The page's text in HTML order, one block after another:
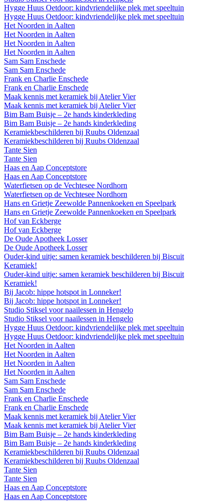
Hygge Huus Oetdoor: kindvriendelijke plek met speeltuin
Hygge Huus Oetdoor: kindvriendelijke plek met speeltuin
Het Noorden in Aalten
Het Noorden in Aalten
Het Noorden in Aalten
Het Noorden in Aalten
Sam Sam Enschede
Sam Sam Enschede
Frank en Charlie Enschede
Frank en Charlie Enschede
Maak kennis met keramiek bij Atelier Vier
Maak kennis met keramiek bij Atelier Vier
Bim Bam Buisje – 2e hands kinderkleding
Bim Bam Buisje – 2e hands kinderkleding
Keramiekbeschilderen bij Ruubs Oldenzaal
Keramiekbeschilderen bij Ruubs Oldenzaal
Tante Sien
Tante Sien
Haas en Aap Conceptstore
Haas en Aap Conceptstore
Waterfietsen op de Vechtesee Nordhorn
Waterfietsen op de Vechtesee Nordhorn
Hans en Grietje Zeewolde Pannenkoeken en Speelpark
Hans en Grietje Zeewolde Pannenkoeken en Speelpark
Hof van Eckberge
Hof van Eckberge
De Oude Apotheek Losser
De Oude Apotheek Losser
Ouder-kind uitje: samen keramiek beschilderen bij Biscuit
Keramiek!
Ouder-kind uitje: samen keramiek beschilderen bij Biscuit
Keramiek!
Bij Jacob: hippe hotspot in Lonneker!
Bij Jacob: hippe hotspot in Lonneker!
Studio Stiksel voor naailessen in Hengelo
Studio Stiksel voor naailessen in Hengelo
Hygge Huus Oetdoor: kindvriendelijke plek met speeltuin
Hygge Huus Oetdoor: kindvriendelijke plek met speeltuin
Het Noorden in Aalten
Het Noorden in Aalten
Het Noorden in Aalten
Het Noorden in Aalten
Sam Sam Enschede
Sam Sam Enschede
Frank en Charlie Enschede
Frank en Charlie Enschede
Maak kennis met keramiek bij Atelier Vier
Maak kennis met keramiek bij Atelier Vier
Bim Bam Buisje – 2e hands kinderkleding
Bim Bam Buisje – 2e hands kinderkleding
Keramiekbeschilderen bij Ruubs Oldenzaal
Keramiekbeschilderen bij Ruubs Oldenzaal
Tante Sien
Tante Sien
Haas en Aap Conceptstore
Haas en Aap Conceptstore